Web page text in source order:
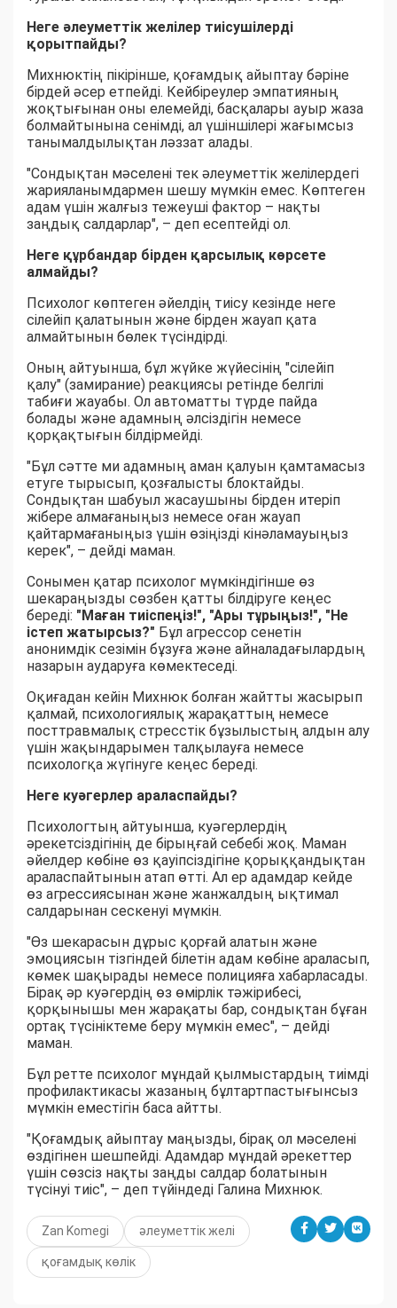
Неге әлеуметтік желілер тиісушілерді
қорытпайды?
Михнюктің пікірінше, қоғамдық айыптау бәріне
бірдей әсер етпейді. Кейбіреулер эмпатияның
жоқтығынан оны елемейді, басқалары ауыр жаза
болмайтынына сенімді, ал үшіншілері жағымсыз
танымалдылықтан ләззат алады.
"Сондықтан мәселені тек әлеуметтік желілердегі
жарияланымдармен шешу мүмкін емес. Көптеген
адам үшін жалғыз тежеуші фактор – нақты
заңдық салдарлар", – деп есептейді ол.
Неге құрбандар бірден қарсылық көрсете
алмайды?
Психолог көптеген әйелдің тиісу кезінде неге
сілейіп қалатынын және бірден жауап қата
алмайтынын бөлек түсіндірді.
Оның айтуынша, бұл жүйке жүйесінің "сілейіп
қалу" (замирание) реакциясы ретінде белгілі
табиғи жауабы. Ол автоматты түрде пайда
болады және адамның әлсіздігін немесе
қорқақтығын білдірмейді.
"Бұл сәтте ми адамның аман қалуын қамтамасыз
етуге тырысып, қозғалысты блоктайды.
Сондықтан шабуыл жасаушыны бірден итеріп
жібере алмағаныңыз немесе оған жауап
қайтармағаныңыз үшін өзіңізді кінәламауыңыз
керек", – дейді маман.
Сонымен қатар психолог мүмкіндігінше өз
шекараңызды сөзбен қатты білдіруге кеңес
береді: "Маған тиіспеңіз!", "Ары тұрыңыз!", "Не
істеп жатырсыз?" Бұл агрессор сенетін
анонимдік сезімін бұзуға және айналадағылардың
назарын аударуға көмектеседі.
Оқиғадан кейін Михнюк болған жайтты жасырып
қалмай, психологиялық жарақаттың немесе
посттравмалық стресстік бұзылыстың алдын алу
үшін жақындарымен талқылауға немесе
психологқа жүгінуге кеңес береді.
Неге куәгерлер араласпайды?
Психологтың айтуынша, куәгерлердің
әрекетсіздігінің де бірыңғай себебі жоқ. Маман
әйелдер көбіне өз қауіпсіздігіне қорыққандықтан
араласпайтынын атап өтті. Ал ер адамдар кейде
өз агрессиясынан және жанжалдың ықтимал
салдарынан сескенуі мүмкін.
"Өз шекарасын дұрыс қорғай алатын және
эмоциясын тізгіндей білетін адам көбіне араласып,
көмек шақырады немесе полицияға хабарласады.
Бірақ әр куәгердің өз өмірлік тәжірибесі,
қорқынышы мен жарақаты бар, сондықтан бұған
ортақ түсініктеме беру мүмкін емес", – дейді
маман.
Бұл ретте психолог мұндай қылмыстардың тиімді
профилактикасы жазаның бұлтартпастығынсыз
мүмкін еместігін баса айтты.
"Қоғамдық айыптау маңызды, бірақ ол мәселені
өздігінен шешпейді. Адамдар мұндай әрекеттер
үшін сөзсіз нақты заңды салдар болатынын
түсінуі тиіс", – деп түйіндеді Галина Михнюк.
Zan Komegi әлеуметтік желі
қоғамдық көлік